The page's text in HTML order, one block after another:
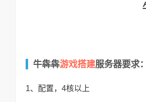
牛犇犇游戏搭建服务器要求：
1、配置，4核以上